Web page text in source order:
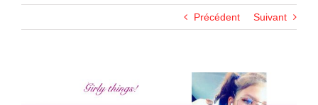
Précédent Suivant